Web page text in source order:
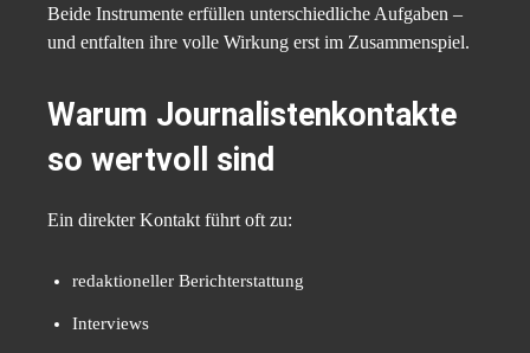
Beide Instrumente erfüllen unterschiedliche Aufgaben –
und entfalten ihre volle Wirkung erst im Zusammenspiel.
Warum Journalistenkontakte
so wertvoll sind
Ein direkter Kontakt führt oft zu:
redaktioneller Berichterstattung
Interviews